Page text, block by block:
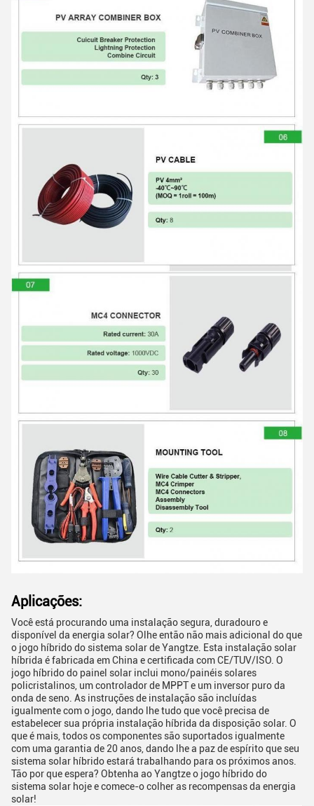
Aplicações:
Você está procurando uma instalação segura, duradouro e
disponível da energia solar? Olhe então não mais adicional do que
o jogo híbrido do sistema solar de Yangtze. Esta instalação solar
híbrida é fabricada em China e certificada com CE/TUV/ISO. O
jogo híbrido do painel solar inclui mono/painéis solares
policristalinos, um controlador de MPPT e um inversor puro da
onda de seno. As instruções de instalação são incluídas
igualmente com o jogo, dando lhe tudo que você precisa de
estabelecer sua própria instalação híbrida da disposição solar. O
que é mais, todos os componentes são suportados igualmente
com uma garantia de 20 anos, dando lhe a paz de espírito que seu
sistema solar híbrido estará trabalhando para os próximos anos.
Tão por que espera? Obtenha ao Yangtze o jogo híbrido do
sistema solar hoje e comece-o colher as recompensas da energia
solar!